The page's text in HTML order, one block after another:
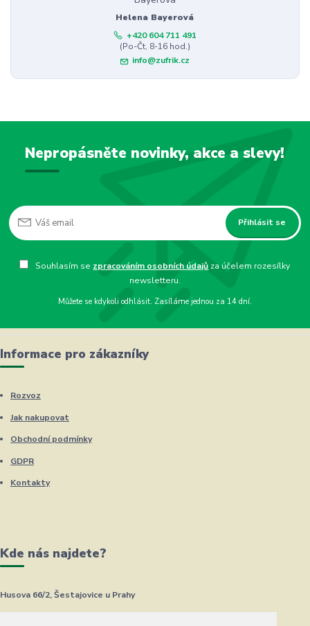
Helena Bayerová
+420 604 711 491
(Po-Čt, 8-16 hod.)
info@zufrik.cz
Nepropásněte novinky, akce a slevy!
Přihlásit se
Souhlasím se zpracováním osobních údajů za účelem rozesílky
newsletteru.
Můžete se kdykoli odhlásit. Zasíláme jednou za 14 dní.
Informace pro zákazníky
Rozvoz
Jak nakupovat
Obchodní podmínky
GDPR
Kontakty
Kde nás najdete?
Husova 66/2, Šestajovice u Prahy